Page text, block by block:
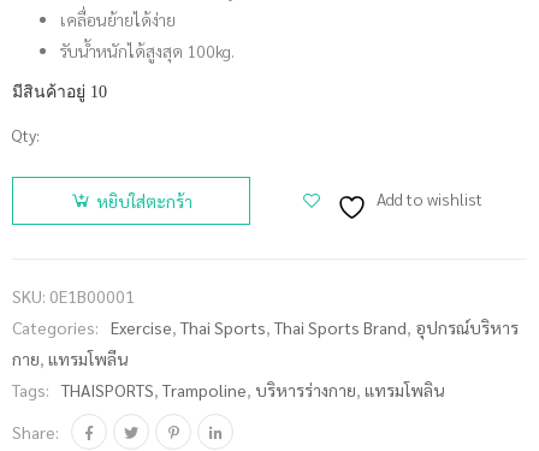
เคลื่อนย้ายได้ง่าย
รับน้ำหนักได้สูงสุด 100kg.
มีสินค้าอยู่ 10
Qty:
จำนวน
THAISPORTS
แทรมโพลิน หยิบใส่ตะกร้า Add to wishlist
SKU: 0E1B00001
Categories:
Exercise,Thai Sports,Thai Sports Brand, อุปกรณ์บริหาร
กาย, แทรมโพลีน
Tags:
THAISPORTS,Trampoline, บริหารร่างกาย, แทรมโพลิน
Share: